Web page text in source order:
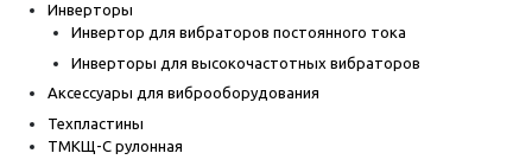
Инверторы
Инвертор для вибраторов постоянного тока
Инверторы для высокочастотных вибраторов
Аксессуары для виброоборудования
Техпластины
ТМКЩ-С рулонная